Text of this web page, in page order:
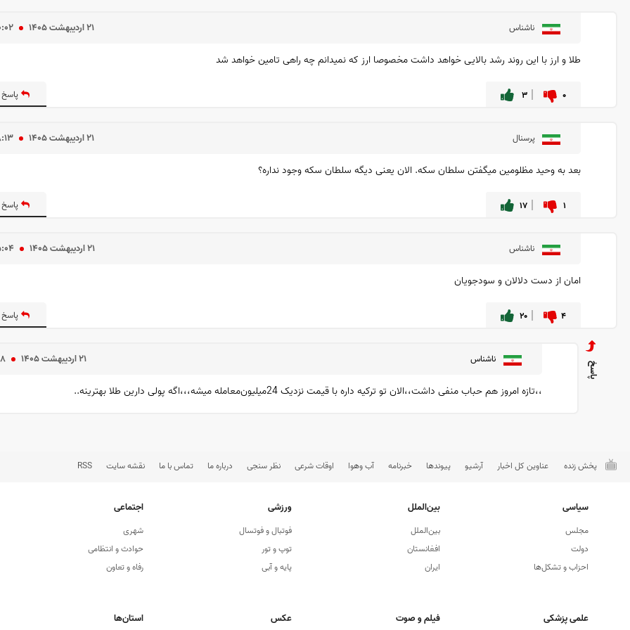
ناشناس ۲۱ ارديبهشت ۱۴۰۵
طلا و ارز با این روند رشد بالایی خواهد داشت مخصوصا ارز که نمیدانم چه راهی تامین خواهد شد
۰ ۳
پرسنال ۲۱ ارديبهشت ۱۴۰۵
بعد به وحید مظلومین میگفتن سلطان سکه. الان یعنی دیگه سلطان سکه وجود نداره؟
۱ ۱۷
ناشناس ۲۱ ارديبهشت ۱۴۰۵
امان از دست دلالان و سودجویان
۴ ۲۰
ناشناس ۲۱ ارديبهشت ۱۴۰۵
،،تازه امروز هم حباب منفی داشت،،الان تو ترکیه داره با قیمت نزدیک 24میلیون‌معامله میشه،،،اگه پولی دارین طلا بهترینه..
پخش زنده عناوین کل اخبار آرشیو پیوندها خبرنامه آب وهوا اوقات شرعی نظر سنجی درباره ما تماس با ما نقشه سایت RSS
سیاسی
مجلس
دولت
احزاب و تشکل‌ها
بین‌الملل
بین‌الملل
افغانستان
ایران
ورزشی
فوتبال و فوتسال
توپ و تور
پایه و آبی
اجتماعی
شهری
حوادث و انتظامی
رفاه و تعاون
علمی پزشکی فیلم و صوت عکس استان‌ها